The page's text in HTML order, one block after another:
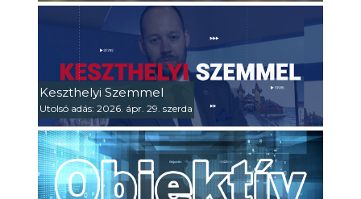
Keszthelyi Szemmel
Utolsó adás: 2026. ápr. 29. szerda